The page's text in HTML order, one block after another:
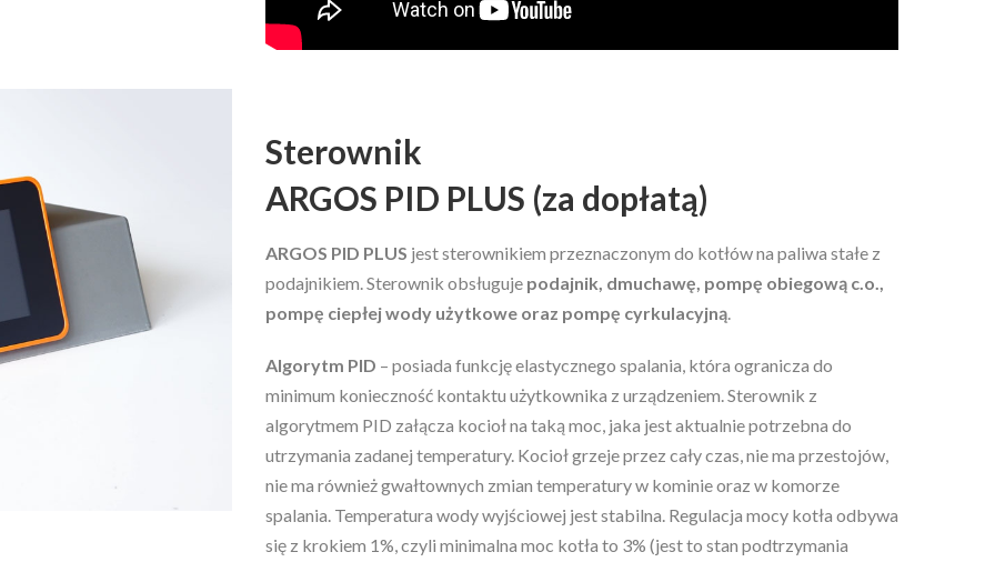
Sterownik
ARGOS PID PLUS (za dopłatą)
ARGOS PID PLUS jest sterownikiem przeznaczonym do kotłów na paliwa stałe z
podajnikiem. Sterownik obsługuje podajnik, dmuchawę, pompę obiegową c.o.,
pompę ciepłej wody użytkowe oraz pompę cyrkulacyjną
Algorytm PID – posiada funkcję elastycznego spalania, która ogranicza do
minimum konieczność kontaktu użytkownika z urządzeniem. Sterownik z
algorytmem PID załącza kocioł na taką moc, jaka jest aktualnie potrzebna do
utrzymania zadanej temperatury. Kocioł grzeje przez cały czas, nie ma przestojów,
nie ma również gwałtownych zmian temperatury w kominie oraz w komorze
spalania. Temperatura wody wyjściowej jest stabilna. Regulacja mocy kotła odbywa
się z krokiem 1%, czyli minimalna moc kotła to 3% (jest to stan podtrzymania